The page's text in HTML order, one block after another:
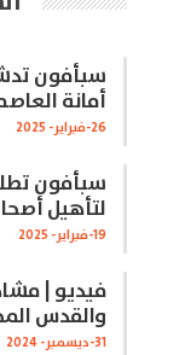
سبأفون
أمانة
26-فبراير- 2025
سبأفون
لتأهيل
19-فبراير- 2025
فيديو |
والقدس
31-ديسمبر- 2024